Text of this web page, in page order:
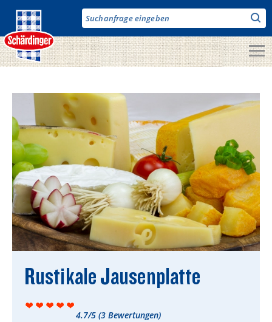
zum
Inhalt
Milch & Co.
Käse
Butter
Fruchtjoghurt & Drinks
Desserts
Bergbauern Produkte
Vegane Produkte
Rezepte
Rustikale Jausenplatte
4.7/5 (3 Bewertungen)